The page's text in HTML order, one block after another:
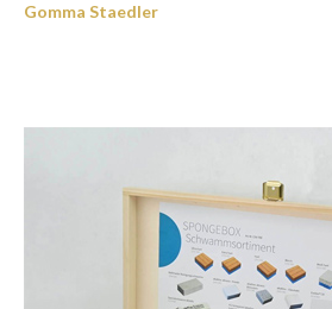
Gomma Staedler